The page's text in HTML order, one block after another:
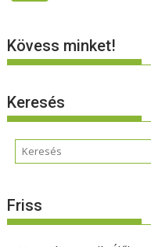
Kövess minket!
Keresés
Friss